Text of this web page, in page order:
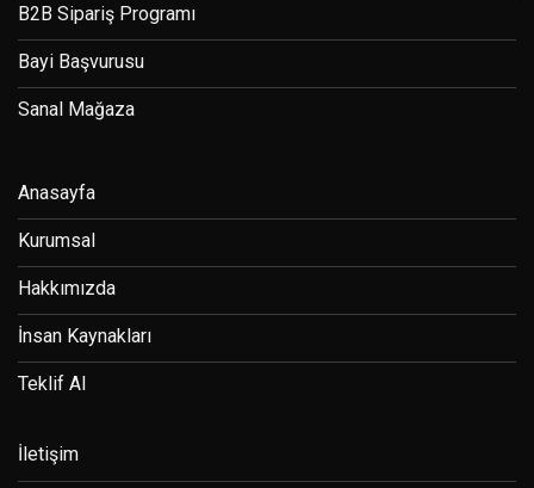
Anasayfa
Kurumsal
Hakkımızda
İnsan Kaynakları
Teklif Al
İletişim
B2B Sipariş Programı
Bayi Başvurusu
Sanal Mağaza